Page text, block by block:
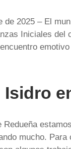
de 2025 – El
Iniciales del
Isidro
Redueña
mucho.